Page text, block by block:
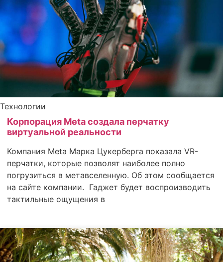
Технологии
Корпорация Meta создала перчатку
виртуальной реальности
Компания Meta Марка Цукерберга показала VR-
перчатки, которые позволят наиболее полно
погрузиться в метавселенную. Об этом сообщается
на сайте компании. Гаджет будет воспроизводить
тактильные ощущения в